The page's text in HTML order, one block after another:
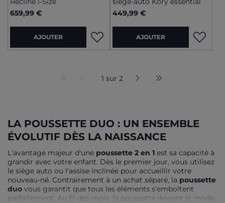
659,99 €
AJOUTER
449,99 €
AJOUTER
1 sur 2
LA POUSSETTE DUO : UN ENSEMBLE
ÉVOLUTIF DÈS LA NAISSANCE
L'avantage majeur d'une poussette 2 en 1 est sa capacité à
grandir avec votre enfant. Dès le premier jour, vous utilisez
le siège auto ou l'assise inclinée pour accueillir votre
nouveau-né. Contrairement à un achat séparé, la poussette
duo vous garantit que tous les éléments s'emboîtent
parfaitement. Au fil des mois, la poussette devient le mode